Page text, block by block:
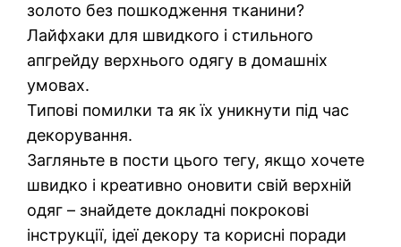
золото без пошкодження тканини?
Лайфхаки для швидкого і стильного
апгрейду верхнього одягу в домашніх
умовах.
Типові помилки та як їх уникнути під час
декорування.
Загляньте в пости цього тегу, якщо хочете
швидко і креативно оновити свій верхній
одяг – знайдете докладні покрокові
інструкції, ідеї декору та корисні поради